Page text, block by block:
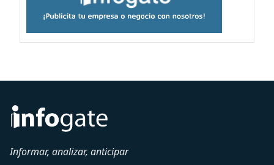
Informar, analizar, anticipar